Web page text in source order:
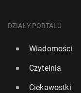
DZIAŁY PORTALU
Wiadomości
Czytelnia
Ciekawostki